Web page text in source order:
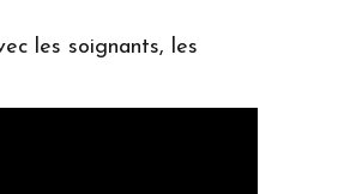
les soignants, les